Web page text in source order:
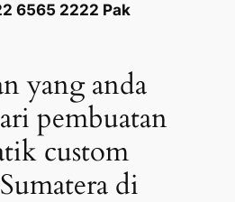
6565 2222 Pak
yang anda
pembuatan
custom
di